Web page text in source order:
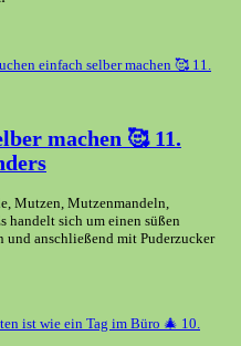
machen 🥰 11.
Mutzen, Mutzenmandeln,
handelt sich um einen süßen
und anschließend mit Puderzucker